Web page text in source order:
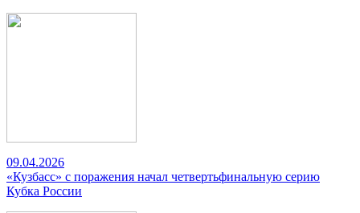
09.04.2026
«Кузбасс» с поражения начал четвертьфинальную серию
Кубка России